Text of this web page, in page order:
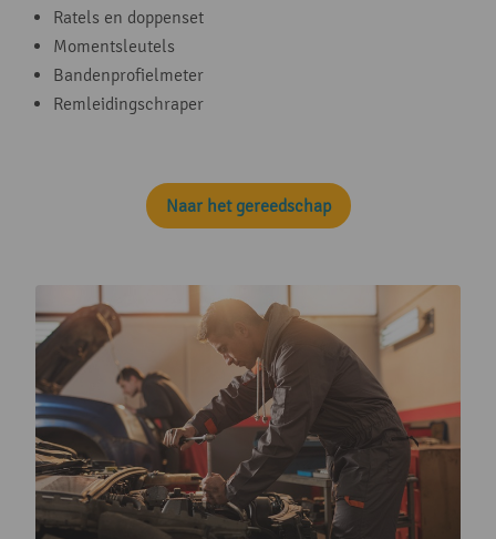
Ratels en doppenset
Momentsleutels
Bandenprofielmeter
Remleidingschraper
Naar het gereedschap